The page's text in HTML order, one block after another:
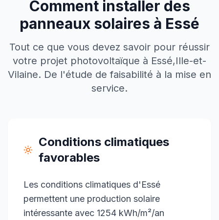
Comment installer des
panneaux solaires à Essé
Tout ce que vous devez savoir pour réussir
votre projet photovoltaïque à Essé,Ille-et-
Vilaine. De l'étude de faisabilité à la mise en
service.
Conditions climatiques
favorables
Les conditions climatiques d'Essé
permettent une production solaire
intéressante avec 1254 kWh/m²/an